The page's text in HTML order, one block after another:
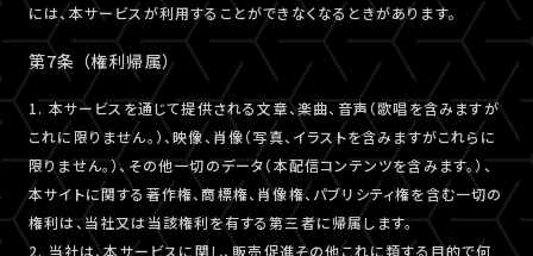
には、本サービスが利用することができなくなるときがあります。
第7条 （権利帰属）
1. 本サービスを通じて提供される文章、楽曲、音声（歌唱を含みますが
これに限りません。）、映像、肖像（写真、イラストを含みますがこれらに
限りません。）、その他一切のデータ（本配信コンテンツを含みます。）、
本サイトに関する著作権、商標権、肖像権、パブリシティ権を含む一切の
権利は、当社又は当該権利を有する第三者に帰属します。
2. 当社は、本サービスに関し、販売促進その他これに類する目的で何